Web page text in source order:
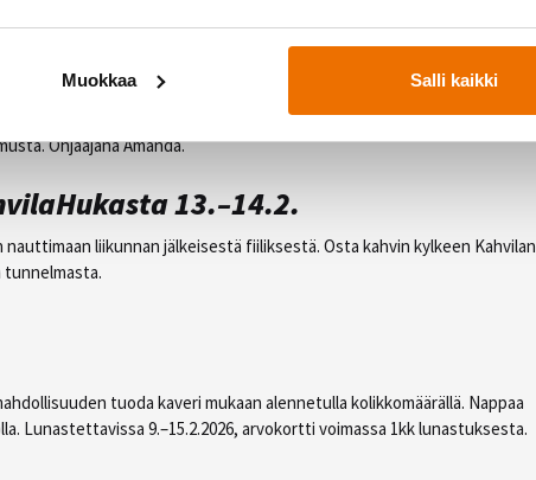
Muokkaa Salli kaikki
kuin tanssien? Tällä tunnilla käydään läpi twerkin perusteita,
lopuksi opetellaan koreografia, jossa pääset kokeilemaan oppeja
Ohjaajana Amanda.
13.–14.2.
liikunnan jälkeisestä fiiliksestä. Osta kahvin kylkeen Kahvilan
tunnelmasta.
tuoda kaveri mukaan alennetulla kolikkomäärällä. Nappaa
Lunastettavissa 9.–15.2.2026, arvokortti voimassa 1kk lunastuksesta.